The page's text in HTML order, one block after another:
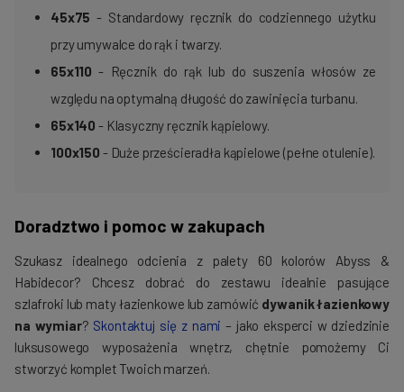
45x75 - Standardowy ręcznik do codziennego użytku
przy umywalce do rąk i twarzy.
65x110 - Ręcznik do rąk lub do suszenia włosów ze
względu na optymalną długość do zawinięcia turbanu.
65x140 - Klasyczny ręcznik kąpielowy.
100x150 - Duże prześcieradła kąpielowe (pełne otulenie).
Doradztwo i pomoc w zakupach
Szukasz idealnego odcienia z palety 60 kolorów Abyss &
Habidecor? Chcesz dobrać do zestawu idealnie pasujące
szlafroki lub maty łazienkowe lub zamówić dywanik łazienkowy
na wymiar? Skontaktuj się z nami – jako eksperci w dziedzinie
luksusowego wyposażenia wnętrz, chętnie pomożemy Ci
stworzyć komplet Twoich marzeń.